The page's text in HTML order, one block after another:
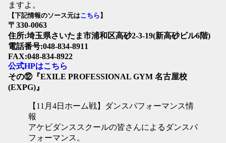
ますよ。
【下記情報のソース元はこちら 】
〒330-0063
住所:埼玉県さいたま市浦和区高砂2-3-19(新高砂ビル6階)
電話番号:048-834-8911
FAX:048-834-8922
公式HPはこちら
その⑫『EXILE PROFESSIONAL GYM 名古屋校
(EXPG) 』
【11月4日ホーム戦】ダンスパフォーマンス情
報
アケビダンススクールの皆さんによるダンスパ
フォーマンス。